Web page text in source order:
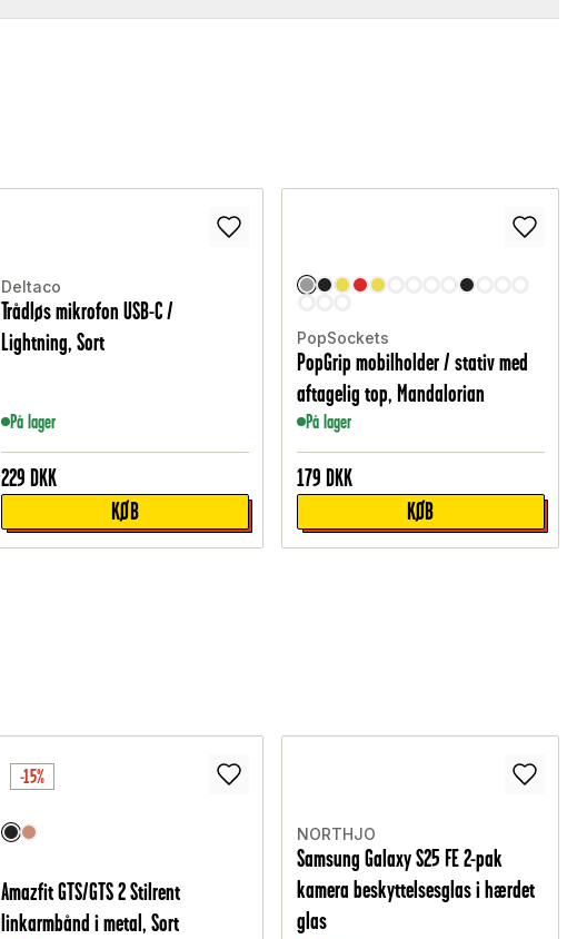
Deltaco
Trådløs mikrofon USB-C /
Lightning, Sort
På lager
229 DKK
KØB
PopSockets
PopGrip mobilholder / stativ med
aftagelig top, Mandalorian
På lager
179 DKK
KØB
-15%
Amazfit GTS/GTS 2 Stilrent
linkarmbånd i metal, Sort
NORTHJO
Samsung Galaxy S25 FE 2-pak
kamera beskyttelsesglas i hærdet
glas